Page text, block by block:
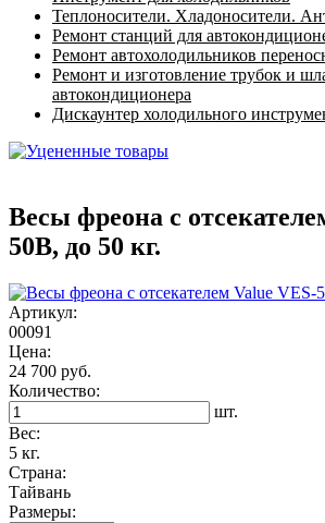
Теплоносители. Хладоносители.
Ремонт станций для
Ремонт автохолодильников
Ремонт и изготовление трубок и
автокондиционера
Дискаунтер холодильного
Весы фреона с
50B, до 50 кг.
Артикул:
00091
Цена:
24 700 руб.
Количество:
шт.
Вес:
5 кг.
Страна:
Тайвань
Размеры: